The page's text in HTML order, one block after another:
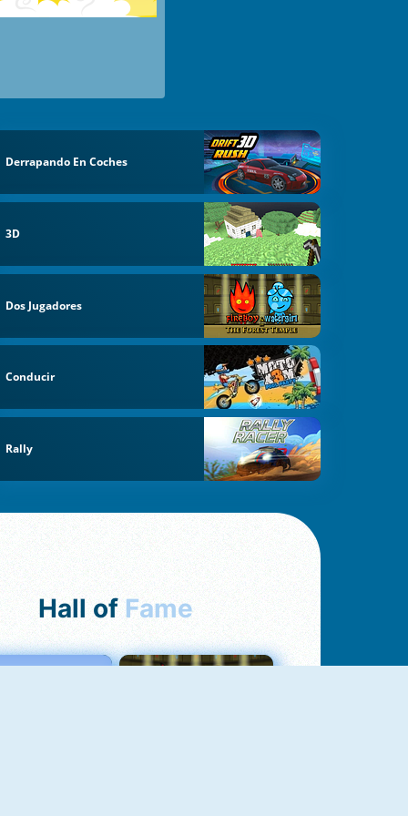
Derrapando En Coches
3D
Dos Jugadores
Conducir
Rally
Hall of Fame